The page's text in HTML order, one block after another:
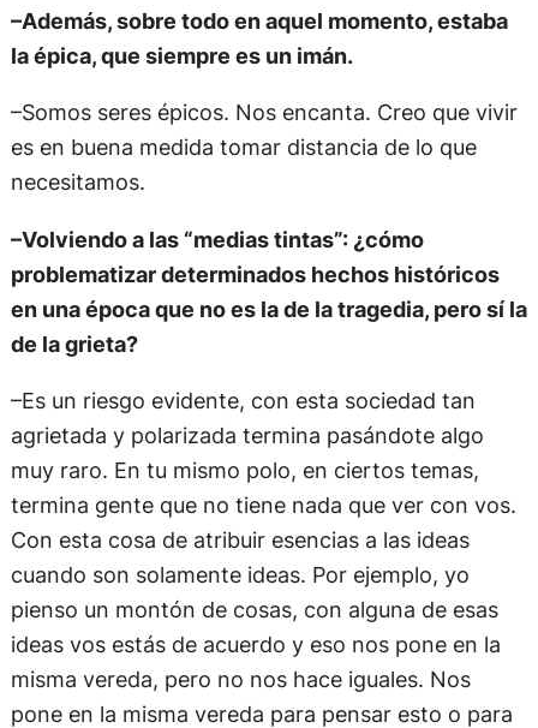
–Además, sobre todo en aquel momento, estaba
la épica, que siempre es un imán.
–Somos seres épicos. Nos encanta. Creo que vivir
es en buena medida tomar distancia de lo que
necesitamos.
–Volviendo a las “medias tintas”: ¿cómo
problematizar determinados hechos históricos
en una época que no es la de la tragedia, pero sí la
de la grieta?
–Es un riesgo evidente, con esta sociedad tan
agrietada y polarizada termina pasándote algo
muy raro. En tu mismo polo, en ciertos temas,
termina gente que no tiene nada que ver con vos.
Con esta cosa de atribuir esencias a las ideas
cuando son solamente ideas. Por ejemplo, yo
pienso un montón de cosas, con alguna de esas
ideas vos estás de acuerdo y eso nos pone en la
misma vereda, pero no nos hace iguales. Nos
pone en la misma vereda para pensar esto o para